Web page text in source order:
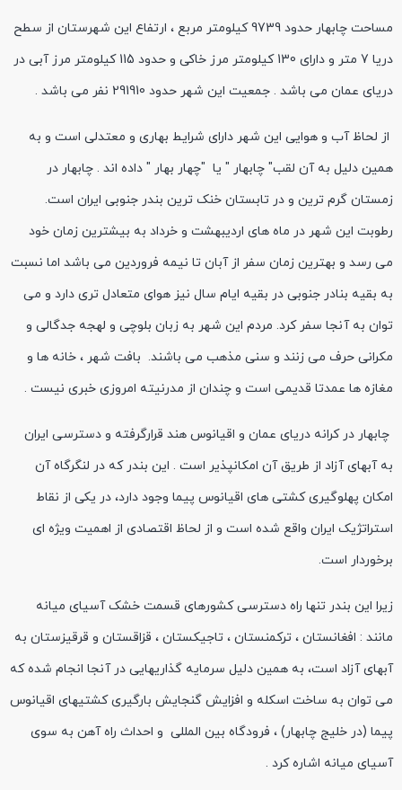
مساحت چابهار حدود 9739 کیلومتر مربع ، ارتفاع این شهرستان از سطح
دریا 7 متر و دارای 130 کیلومتر مرز خاکی و حدود 115 کیلومتر مرز آبی در
دریای عمان می باشد . جمعیت این شهر حدود 291910 نفر می باشد .
از لحاظ آب و هوایی این شهر دارای شرایط بهاری و معتدلی است و به
همین دلیل به آن لقب" چابهار " یا "چهار بهار " داده اند . چابهار در
زمستان گرم ترین و در تابستان خنک ترین بندر جنوبی ایران است.
رطوبت این شهر در ماه های اردیبهشت و خرداد به بیشترین زمان خود
می رسد و بهترین زمان سفر از آبان تا نیمه فروردین می باشد اما نسبت
به بقیه بنادر جنوبی در بقیه ایام سال نیز هوای متعادل تری دارد و می
توان به آنجا سفر کرد. مردم این شهر به زبان بلوچی و لهجه جدگالی و
مکرانی حرف می زنند و سنی مذهب می باشند. بافت شهر ، خانه ها و
مغازه ها عمدتا قدیمی است و چندان از مدرنیته امروزی خبری نیست .
چابهار در کرانه دریای عمان و اقیانوس هند قرارگرفته و دسترسی ایران
به آبهای آزاد از طریق آن امکانپذیر است . این بندر که در لنگرگاه آن
امکان پهلوگیری کشتی های اقیانوس پیما وجود دارد، در یکی از نقاط
استراتژیک ایران واقع شده است و از لحاظ اقتصادی از اهمیت ویژه ای
برخوردار است.
زیرا این بندر تنها راه دسترسی کشورهای قسمت خشک آسیای میانه
مانند : افغانستان ، ترکمنستان ، تاجیکستان ، قزاقستان و قرقیزستان به
آبهای آزاد است، به همین دلیل سرمایه گذاریهایی در آنجا انجام شده که
می توان به ساخت اسکله و افزایش گنجایش بارگیری کشتیهای اقیانوس
پیما (در خلیج چابهار) ، فرودگاه بین المللی و احداث راه آهن به سوی
آسیای میانه اشاره کرد .